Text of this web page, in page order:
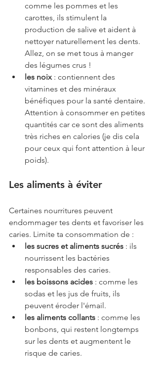
comme les pommes et les
carottes, ils stimulent la
production de salive et aident à
nettoyer naturellement les dents.
Allez, on se met tous à manger
des légumes crus !
les noix : contiennent des
vitamines et des minéraux
bénéfiques pour la santé dentaire.
Attention à consommer en petites
quantités car ce sont des aliments
très riches en calories (je dis cela
pour ceux qui font attention à leur
poids).
Les aliments à éviter
Certaines nourritures peuvent
endommager tes dents et favoriser les
caries. Limite ta consommation de :
les sucres et aliments sucrés : ils
nourrissent les bactéries
responsables des caries.
les boissons acides : comme les
sodas et les jus de fruits, ils
peuvent éroder l'émail.
les aliments collants : comme les
bonbons, qui restent longtemps
sur les dents et augmentent le
risque de caries.